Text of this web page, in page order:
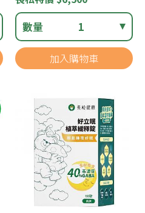
數量 1
加入購物車